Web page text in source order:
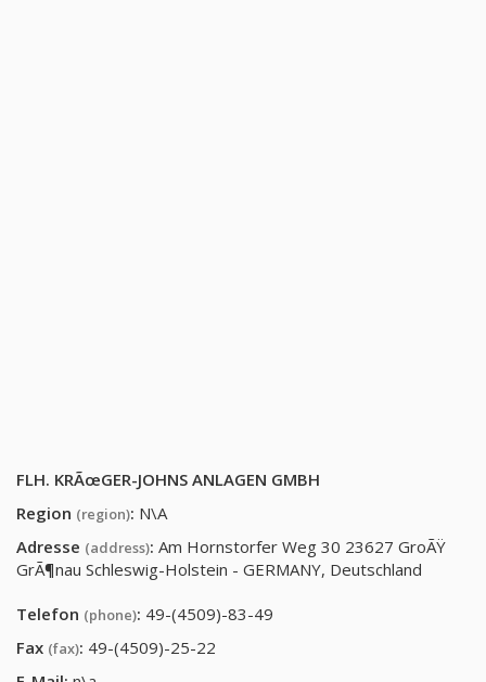
FLH. KRÃœGER-JOHNS ANLAGEN GMBH
Region (region): N\A
Adresse (address): Am Hornstorfer Weg 30 23627 GroÃŸ
GrÃ¶nau Schleswig-Holstein - GERMANY, Deutschland
Telefon (phone): 49-(4509)-83-49
Fax (fax): 49-(4509)-25-22